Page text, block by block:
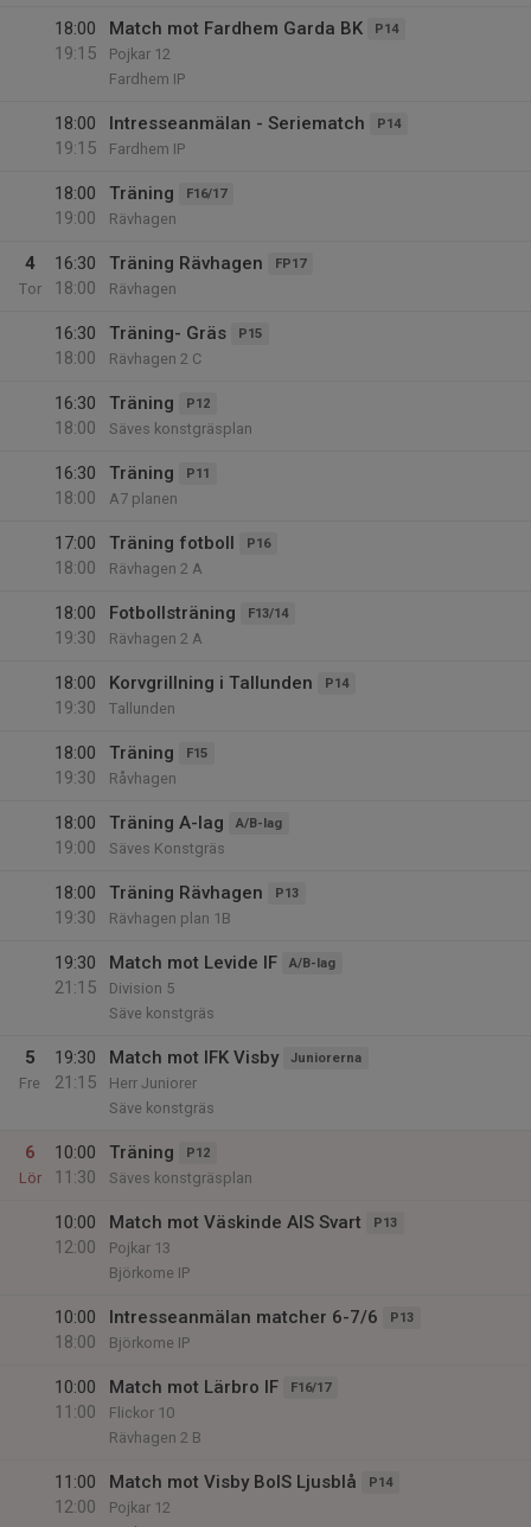
18:00
19:15
Match mot Fardhem Garda BK P14
Pojkar 12
Fardhem IP
18:00
19:15
Intresseanmälan - Seriematch P14
Fardhem IP
18:00
19:00
Träning F16/17
Rävhagen
4
Tor
16:30
18:00
Träning Rävhagen FP17
Rävhagen
16:30
18:00
Träning- Gräs P15
Rävhagen 2 C
16:30
18:00
Träning P12
Säves konstgräsplan
16:30
18:00
Träning P11
A7 planen
17:00
18:00
Träning fotboll P16
Rävhagen 2 A
18:00
19:30
Fotbollsträning F13/14
Rävhagen 2 A
18:00
19:30
Korvgrillning i Tallunden P14
Tallunden
18:00
19:30
Träning F15
Råvhagen
18:00
19:00
Träning A-lag A/B-lag
Säves Konstgräs
18:00
19:30
Träning Rävhagen P13
Rävhagen plan 1B
19:30
21:15
Match mot Levide IF A/B-lag
Division 5
Säve konstgräs
5
Fre
19:30
21:15
Match mot IFK Visby Juniorerna
Herr Juniorer
Säve konstgräs
6
Lör
10:00
11:30
Träning P12
Säves konstgräsplan
10:00
12:00
Match mot Väskinde AIS Svart P13
Pojkar 13
Björkome IP
10:00
18:00
Intresseanmälan matcher 6-7/6 P13
Björkome IP
10:00
11:00
Match mot Lärbro IF F16/17
Flickor 10
Rävhagen 2 B
11:00
12:00
Match mot Visby BoIS Ljusblå P14
Pojkar 12